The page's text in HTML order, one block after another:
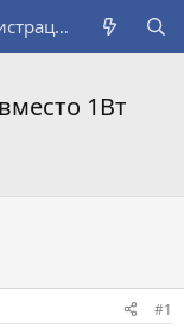
Регистрация
1Вт
#1